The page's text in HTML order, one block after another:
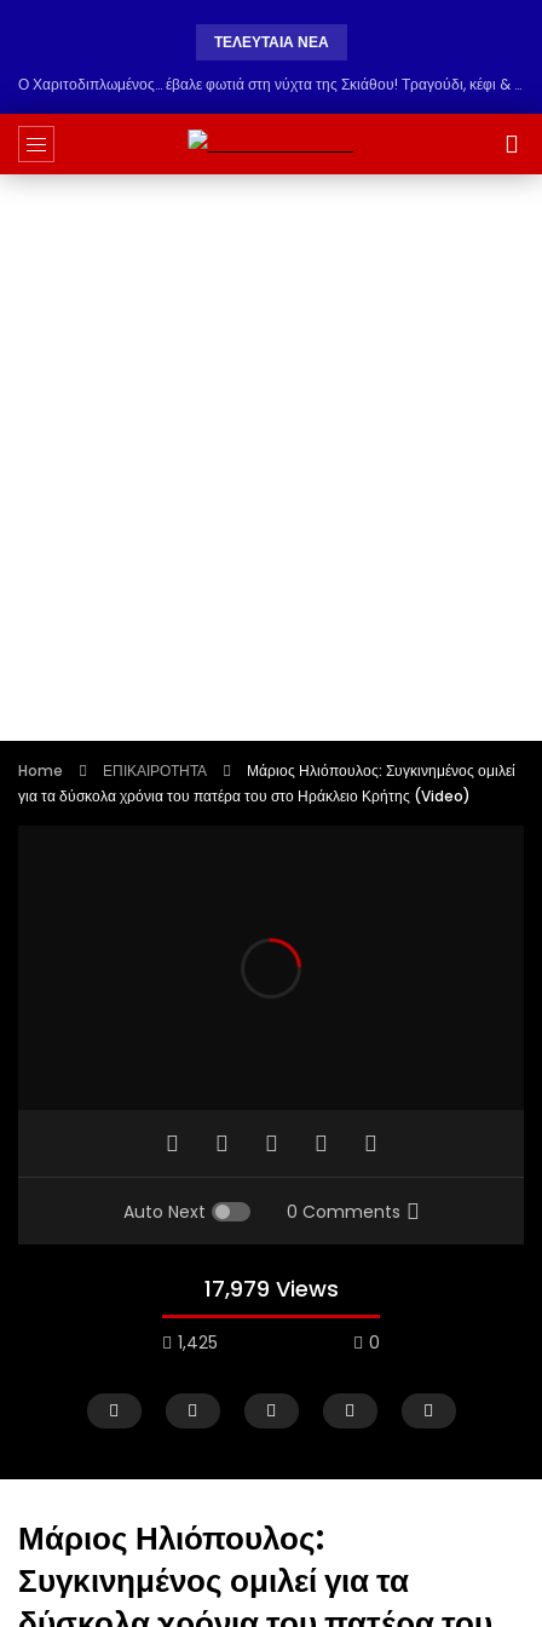
ΤΕΛΕΥΤΑΊΑ ΝΈΑ
Ο Χαριτοδιπλωμένος… έβαλε φωτιά στη νύχτα της Σκιάθου! Τραγούδι, κέφι & εκλεκτή παρέα στο Carnayo
Home ΕΠΙΚΑΙΡΟΤΗΤΑ
Μάριος Ηλιόπουλος: Συγκινημένος ομιλεί
για τα δύσκολα χρόνια του πατέρα του στο Ηράκλειο Κρήτης (Video)
Auto Next 0 Comments
17,979 Views
1,425 0
Watch Later
Μάριος Ηλιόπουλος:
Συγκινημένος ομιλεί για τα